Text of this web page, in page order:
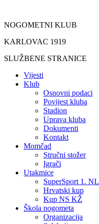
sadržaj
NOGOMETNI KLUB
KARLOVAC 1919
SLUŽBENE STRANICE
Vijesti
Klub
Osnovni podaci
Povijest kluba
Stadion
Uprava kluba
Dokumenti
Kontakt
Momčad
Stručni stožer
Igrači
Utakmice
SuperSport 1. NL
Hrvatski kup
Kup NS KŽ
Škola nogometa
Organizacija